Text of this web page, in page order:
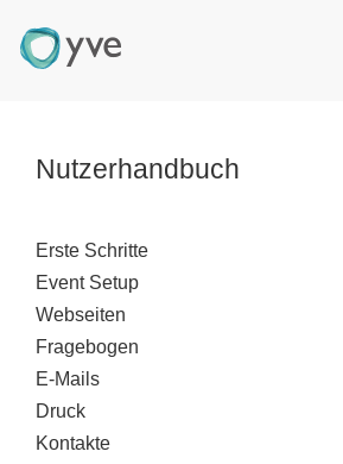
Nutzerhandbuch
Erste Schritte
Event Setup
Webseiten
Fragebogen
E-Mails
Druck
Kontakte